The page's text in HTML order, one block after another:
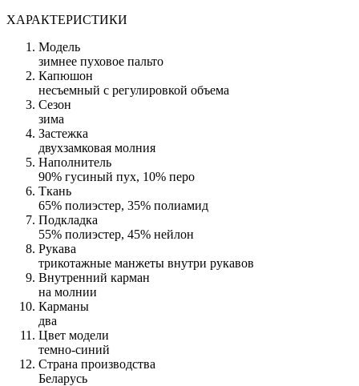
ХАРАКТЕРИСТИКИ
Модель
зимнее пуховое пальто
Капюшон
несъемный с регулировкой объема
Сезон
зима
Застежка
двухзамковая молния
Наполнитель
90% гусиный пух, 10% перо
Ткань
65% полиэстер, 35% полиамид
Подкладка
55% полиэстер, 45% нейлон
Рукава
трикотажные манжеты внутри рукавов
Внутренний карман
на молнии
Карманы
два
Цвет модели
темно-синий
Страна производства
Беларусь